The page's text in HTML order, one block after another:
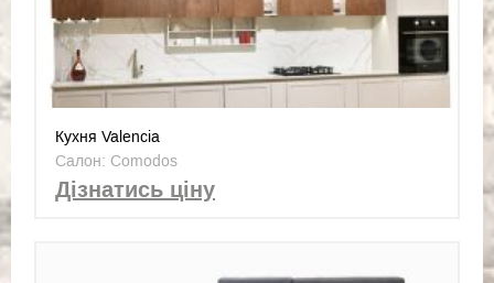
Кухня Valencia
Салон: Comodos
Дізнатись ціну